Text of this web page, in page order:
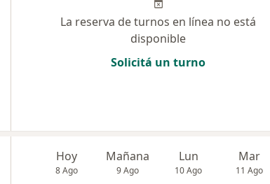
La reserva de turnos en línea no está
disponible
Solicitá un turno
Hoy
8 Ago
Mañana
9 Ago
Lun
10 Ago
Mar
11 Ago